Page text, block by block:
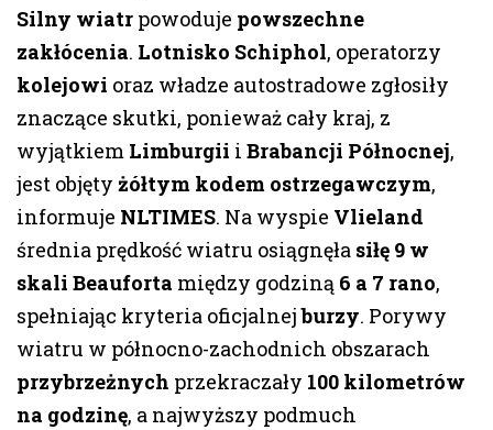
Silny wiatr powoduje powszechne
zakłócenia. Lotnisko Schiphol, operatorzy
kolejowi oraz władze autostradowe zgłosiły
znaczące skutki, ponieważ cały kraj, z
wyjątkiem Limburgii i Brabancji Północnej,
jest objęty żółtym kodem ostrzegawczym,
informuje NLTIMES. Na wyspie Vlieland
średnia prędkość wiatru osiągnęła siłę 9 w
skali Beauforta między godziną 6 a 7 rano,
spełniając kryteria oficjalnejburzy. Porywy
wiatru w północno-zachodnich obszarach
przybrzeżnych przekraczały 100 kilometrów
na godzinę, a najwyższy podmuch